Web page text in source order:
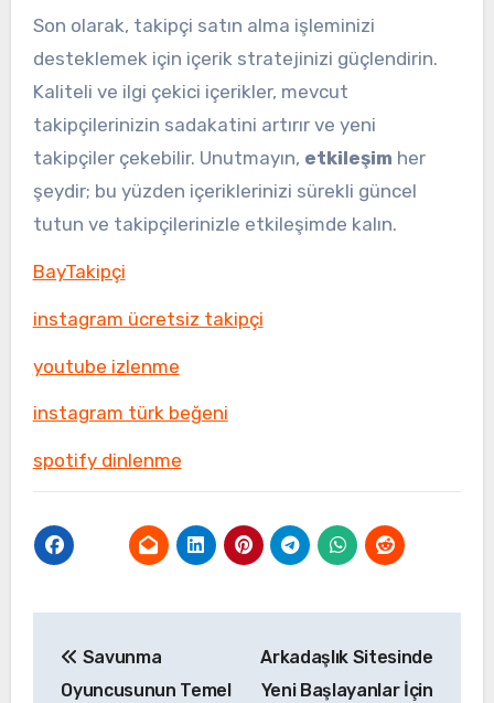
Son olarak, takipçi satın alma işleminizi
desteklemek için içerik stratejinizi güçlendirin.
Kaliteli ve ilgi çekici içerikler, mevcut
takipçilerinizin sadakatini artırır ve yeni
takipçiler çekebilir. Unutmayın, etkileşim her
şeydir; bu yüzden içeriklerinizi sürekli güncel
tutun ve takipçilerinizle etkileşimde kalın.
BayTakipçi
instagram ücretsiz takipçi
youtube izlenme
instagram türk beğeni
spotify dinlenme
gezinmesi
Savunma
Oyuncusunun Temel
Arkadaşlık Sitesinde
Yeni Başlayanlar İçin